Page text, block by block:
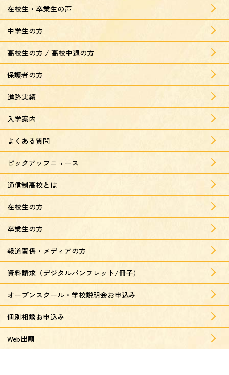
在校生・卒業生の声
中学生の方
高校生の方 / 高校中退の方
保護者の方
進路実績
入学案内
よくある質問
ピックアップニュース
通信制高校とは
在校生の方
卒業生の方
報道関係・メディアの方
資料請求（デジタルパンフレット/冊子）
オープンスクール・学校説明会お申込み
個別相談お申込み
Web出願